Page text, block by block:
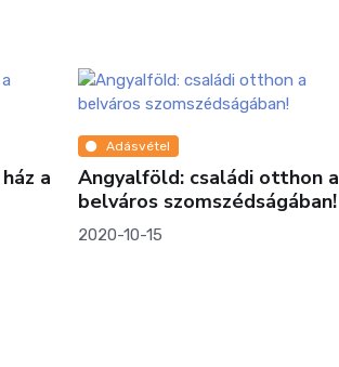
a
Adásvétel
Angyalföld: családi otthon a
belváros szomszédságában!
2020-10-15